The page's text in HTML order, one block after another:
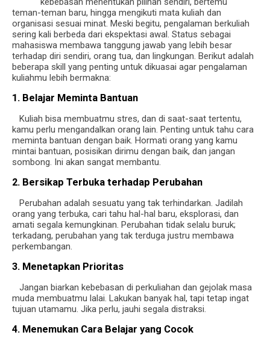
teman-teman baru, hingga mengikuti mata kuliah dan
organisasi sesuai minat. Meski begitu, pengalaman berkuliah
sering kali berbeda dari ekspektasi awal. Status sebagai
mahasiswa membawa tanggung jawab yang lebih besar
terhadap diri sendiri, orang tua, dan lingkungan. Berikut adalah
beberapa skill yang penting untuk dikuasai agar pengalaman
kuliahmu lebih bermakna:
1. Belajar Meminta Bantuan
Kuliah bisa membuatmu stres, dan di saat-saat tertentu,
kamu perlu mengandalkan orang lain. Penting untuk tahu cara
meminta bantuan dengan baik. Hormati orang yang kamu
mintai bantuan, posisikan dirimu dengan baik, dan jangan
sombong. Ini akan sangat membantu.
2. Bersikap Terbuka terhadap Perubahan
Perubahan adalah sesuatu yang tak terhindarkan. Jadilah
orang yang terbuka, cari tahu hal-hal baru, eksplorasi, dan
amati segala kemungkinan. Perubahan tidak selalu buruk;
terkadang, perubahan yang tak terduga justru membawa
perkembangan.
3. Menetapkan Prioritas
Jangan biarkan kebebasan di perkuliahan dan gejolak masa
muda membuatmu lalai. Lakukan banyak hal, tapi tetap ingat
tujuan utamamu. Jika perlu, jauhi segala distraksi.
4. Menemukan Cara Belajar yang Cocok